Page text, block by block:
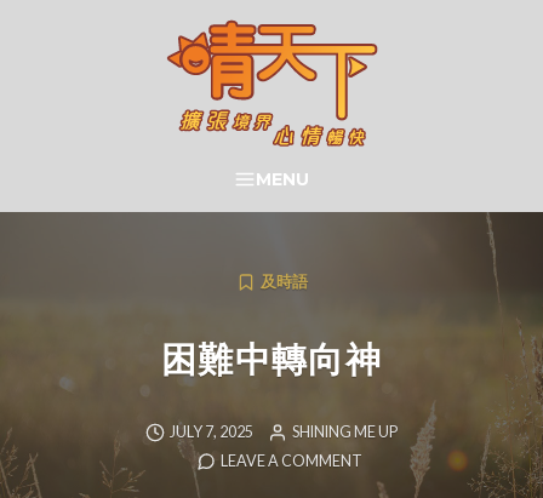
晴天下 SHININGMEUP
SEARCH
MENU
及時語
困難中轉向神
JULY 7, 2025
SHINING ME UP
LEAVE A COMMENT